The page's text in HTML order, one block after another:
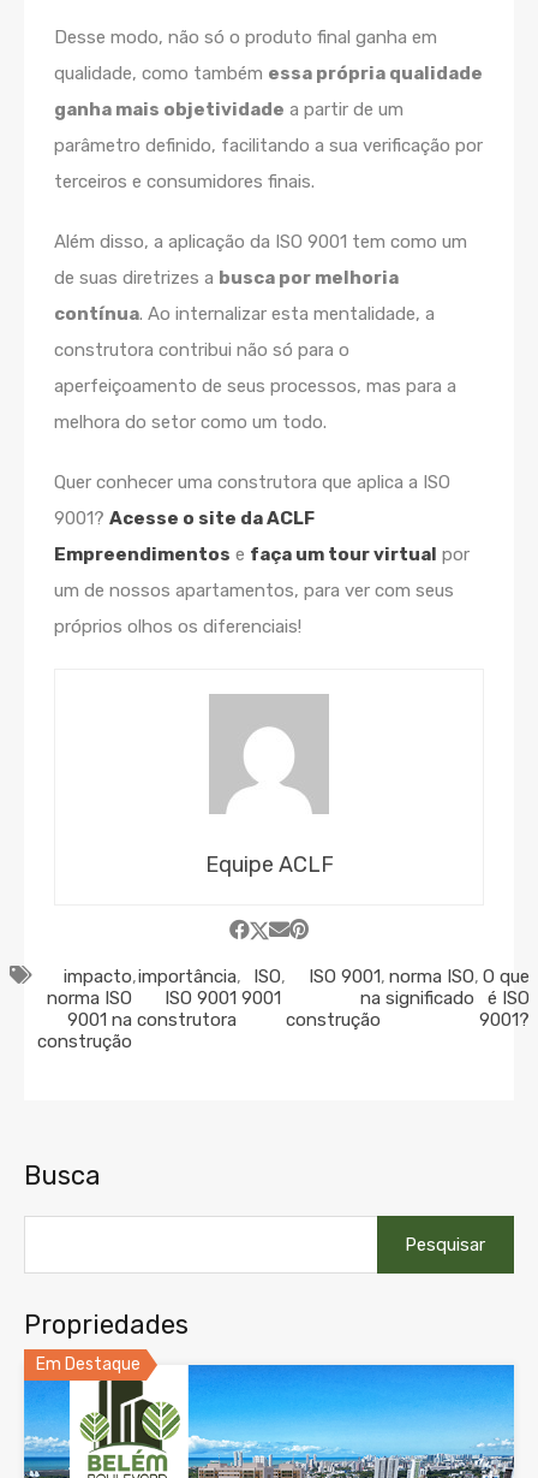
Desse modo, não só o produto final ganha em
qualidade, como também essa própria qualidade
ganha mais objetividade a partir de um
parâmetro definido, facilitando a sua verificação por
terceiros e consumidores finais.
Além disso, a aplicação da ISO 9001 tem como um
de suas diretrizes a busca por melhoria
contínua. Ao internalizar esta mentalidade, a
construtora contribui não só para o
aperfeiçoamento de seus processos, mas para a
melhora do setor como um todo.
Quer conhecer uma construtora que aplica a ISO
9001? Acesse o site da ACLF
Empreendimentos e faça um tour virtual por
um de nossos apartamentos, para ver com seus
próprios olhos os diferenciais!
Equipe ACLF
impacto
norma ISO
9001 na
construção
,importância
ISO 9001
construtora
,
ISO
9001
,
ISO 9001
na
construção
, norma ISO
significado
, O que
é ISO
9001?
Busca
por:
Propriedades
Em Destaque